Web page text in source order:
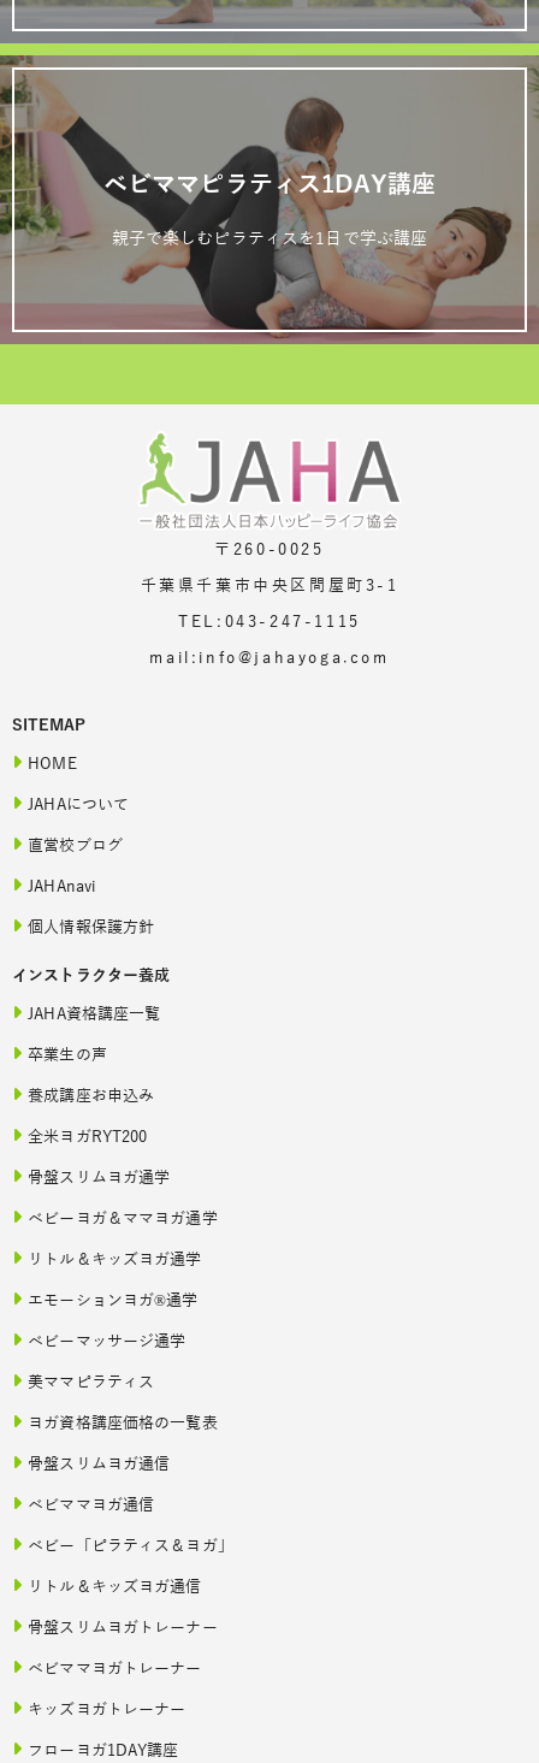
ベビママピラティス1DAY講座
親子で楽しむピラティスを1日で学ぶ講座
〒260-0025
千葉県千葉市中央区問屋町3-1
TEL:043-247-1115
mail:info@jahayoga.com
SITEMAP
HOME
JAHAについて
直営校ブログ
JAHAnavi
個人情報保護方針
インストラクター養成
JAHA資格講座一覧
卒業生の声
養成講座お申込み
全米ヨガRYT200
骨盤スリムヨガ通学
ベビーヨガ＆ママヨガ通学
リトル＆キッズヨガ通学
エモーションヨガ®通学
ベビーマッサージ通学
美ママピラティス
ヨガ資格講座価格の一覧表
骨盤スリムヨガ通信
ベビママヨガ通信
ベビー「ピラティス＆ヨガ」
リトル＆キッズヨガ通信
骨盤スリムヨガトレーナー
ベビママヨガトレーナー
キッズヨガトレーナー
フローヨガ1DAY講座